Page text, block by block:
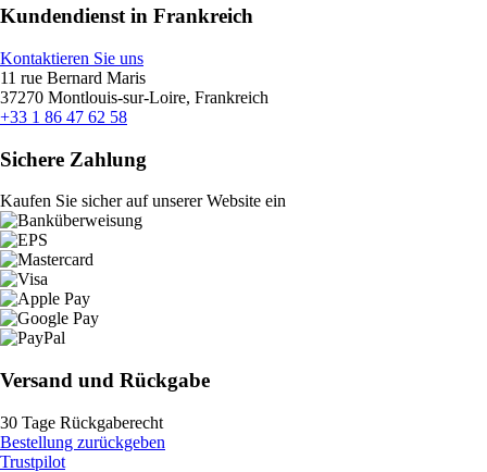
Kundendienst in Frankreich
Kontaktieren Sie uns
11 rue Bernard Maris
37270 Montlouis-sur-Loire, Frankreich
+33 1 86 47 62 58
Sichere Zahlung
Kaufen Sie sicher auf unserer Website ein
Versand und Rückgabe
30 Tage Rückgaberecht
Bestellung zurückgeben
Trustpilot